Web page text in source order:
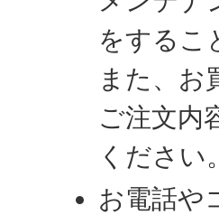
をするこ
また、お
ご注文内
ください
お電話や